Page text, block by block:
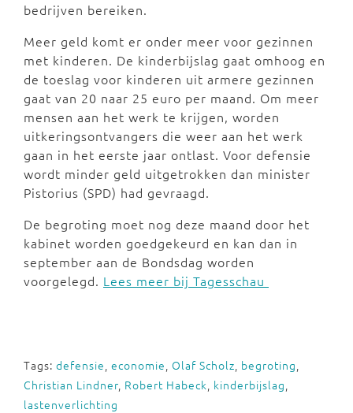
bedrijven bereiken.
Meer geld komt er onder meer voor gezinnen
met kinderen. De kinderbijslag gaat omhoog en
de toeslag voor kinderen uit armere gezinnen
gaat van 20 naar 25 euro per maand. Om meer
mensen aan het werk te krijgen, worden
uitkeringsontvangers die weer aan het werk
gaan in het eerste jaar ontlast. Voor defensie
wordt minder geld uitgetrokken dan minister
Pistorius (SPD) had gevraagd.
De begroting moet nog deze maand door het
kabinet worden goedgekeurd en kan dan in
september aan de Bondsdag worden
voorgelegd. Lees meer bij Tagesschau
Tags: defensie, economie, Olaf Scholz, begroting,
Christian Lindner, Robert Habeck, kinderbijslag,
lastenverlichting